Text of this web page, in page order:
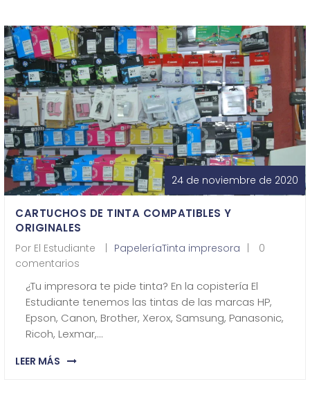
¿Quiénes Somos?
Contacto
0,00€
24 de noviembre de 2020
CARTUCHOS DE TINTA COMPATIBLES Y
ORIGINALES
Por El Estudiante PapeleríaTinta impresora
0
comentarios
¿Tu impresora te pide tinta? En la copistería El
Estudiante tenemos las tintas de las marcas HP,
Epson, Canon, Brother, Xerox, Samsung, Panasonic,
Ricoh, Lexmar,…
LEER MÁS